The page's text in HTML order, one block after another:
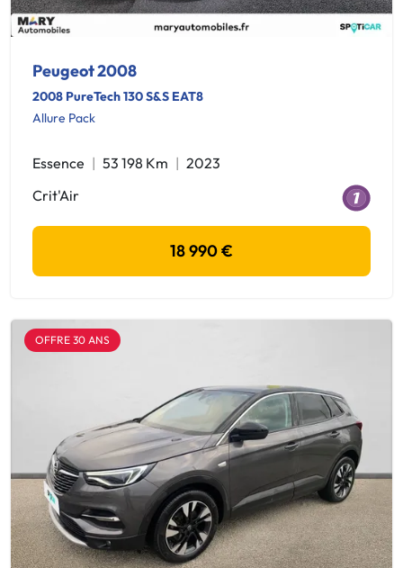
Peugeot 2008
2008 PureTech 130 S&S EAT8
Allure Pack
Essence 53 198 Km
2023
Crit'Air
18 990 €
OFFRE 30 ANS